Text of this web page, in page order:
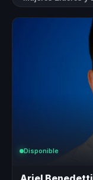
Disponible